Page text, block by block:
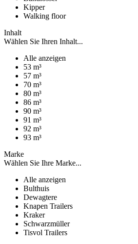
Kipper
Walking floor
Inhalt
Wählen Sie Ihren Inhalt...
Alle anzeigen
53 m³
57 m³
70 m³
80 m³
86 m³
90 m³
91 m³
92 m³
93 m³
Marke
Wählen Sie Ihre Marke...
Alle anzeigen
Bulthuis
Dewagtere
Knapen Trailers
Kraker
Schwarzmüller
Tisvol Trailers